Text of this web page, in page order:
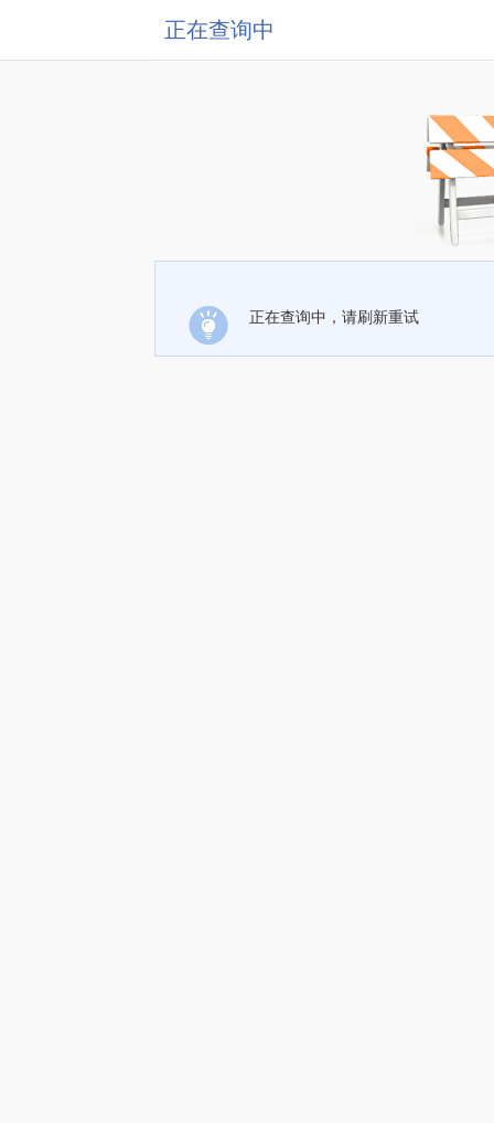
正在查询中
正在查询中，请刷新重试